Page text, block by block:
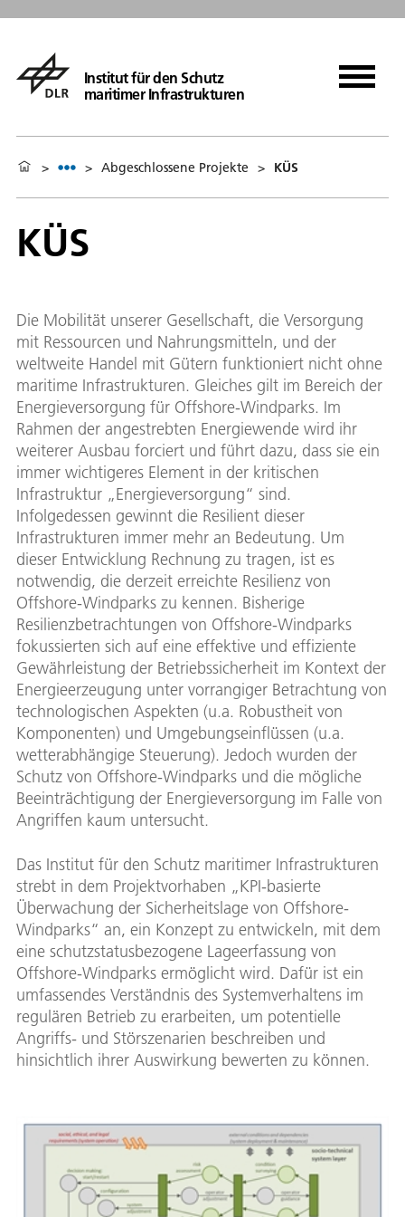
Institut für den Schutz
maritimer Infrastrukturen
> > Abgeschlossene Projekte > KÜS
KÜS
Die Mobilität unserer Gesellschaft, die Versorgung
mit Ressourcen und Nahrungsmitteln, und der
weltweite Handel mit Gütern funktioniert nicht ohne
maritime Infrastrukturen. Gleiches gilt im Bereich der
Energieversorgung für Offshore-Windparks. Im
Rahmen der angestrebten Energiewende wird ihr
weiterer Ausbau forciert und führt dazu, dass sie ein
immer wichtigeres Element in der kritischen
Infrastruktur „Energieversorgung“ sind.
Infolgedessen gewinnt die Resilient dieser
Infrastrukturen immer mehr an Bedeutung. Um
dieser Entwicklung Rechnung zu tragen, ist es
notwendig, die derzeit erreichte Resilienz von
Offshore-Windparks zu kennen. Bisherige
Resilienzbetrachtungen von Offshore-Windparks
fokussierten sich auf eine effektive und effiziente
Gewährleistung der Betriebssicherheit im Kontext der
Energieerzeugung unter vorrangiger Betrachtung von
technologischen Aspekten (u.a. Robustheit von
Komponenten) und Umgebungseinflüssen (u.a.
wetterabhängige Steuerung). Jedoch wurden der
Schutz von Offshore-Windparks und die mögliche
Beeinträchtigung der Energieversorgung im Falle von
Angriffen kaum untersucht.
Das Institut für den Schutz maritimer Infrastrukturen
strebt in dem Projektvorhaben „KPI-basierte
Überwachung der Sicherheitslage von Offshore-
Windparks“ an, ein Konzept zu entwickeln, mit dem
eine schutzstatusbezogene Lageerfassung von
Offshore-Windparks ermöglicht wird. Dafür ist ein
umfassendes Verständnis des Systemverhaltens im
regulären Betrieb zu erarbeiten, um potentielle
Angriffs- und Störszenarien beschreiben und
hinsichtlich ihrer Auswirkung bewerten zu können.